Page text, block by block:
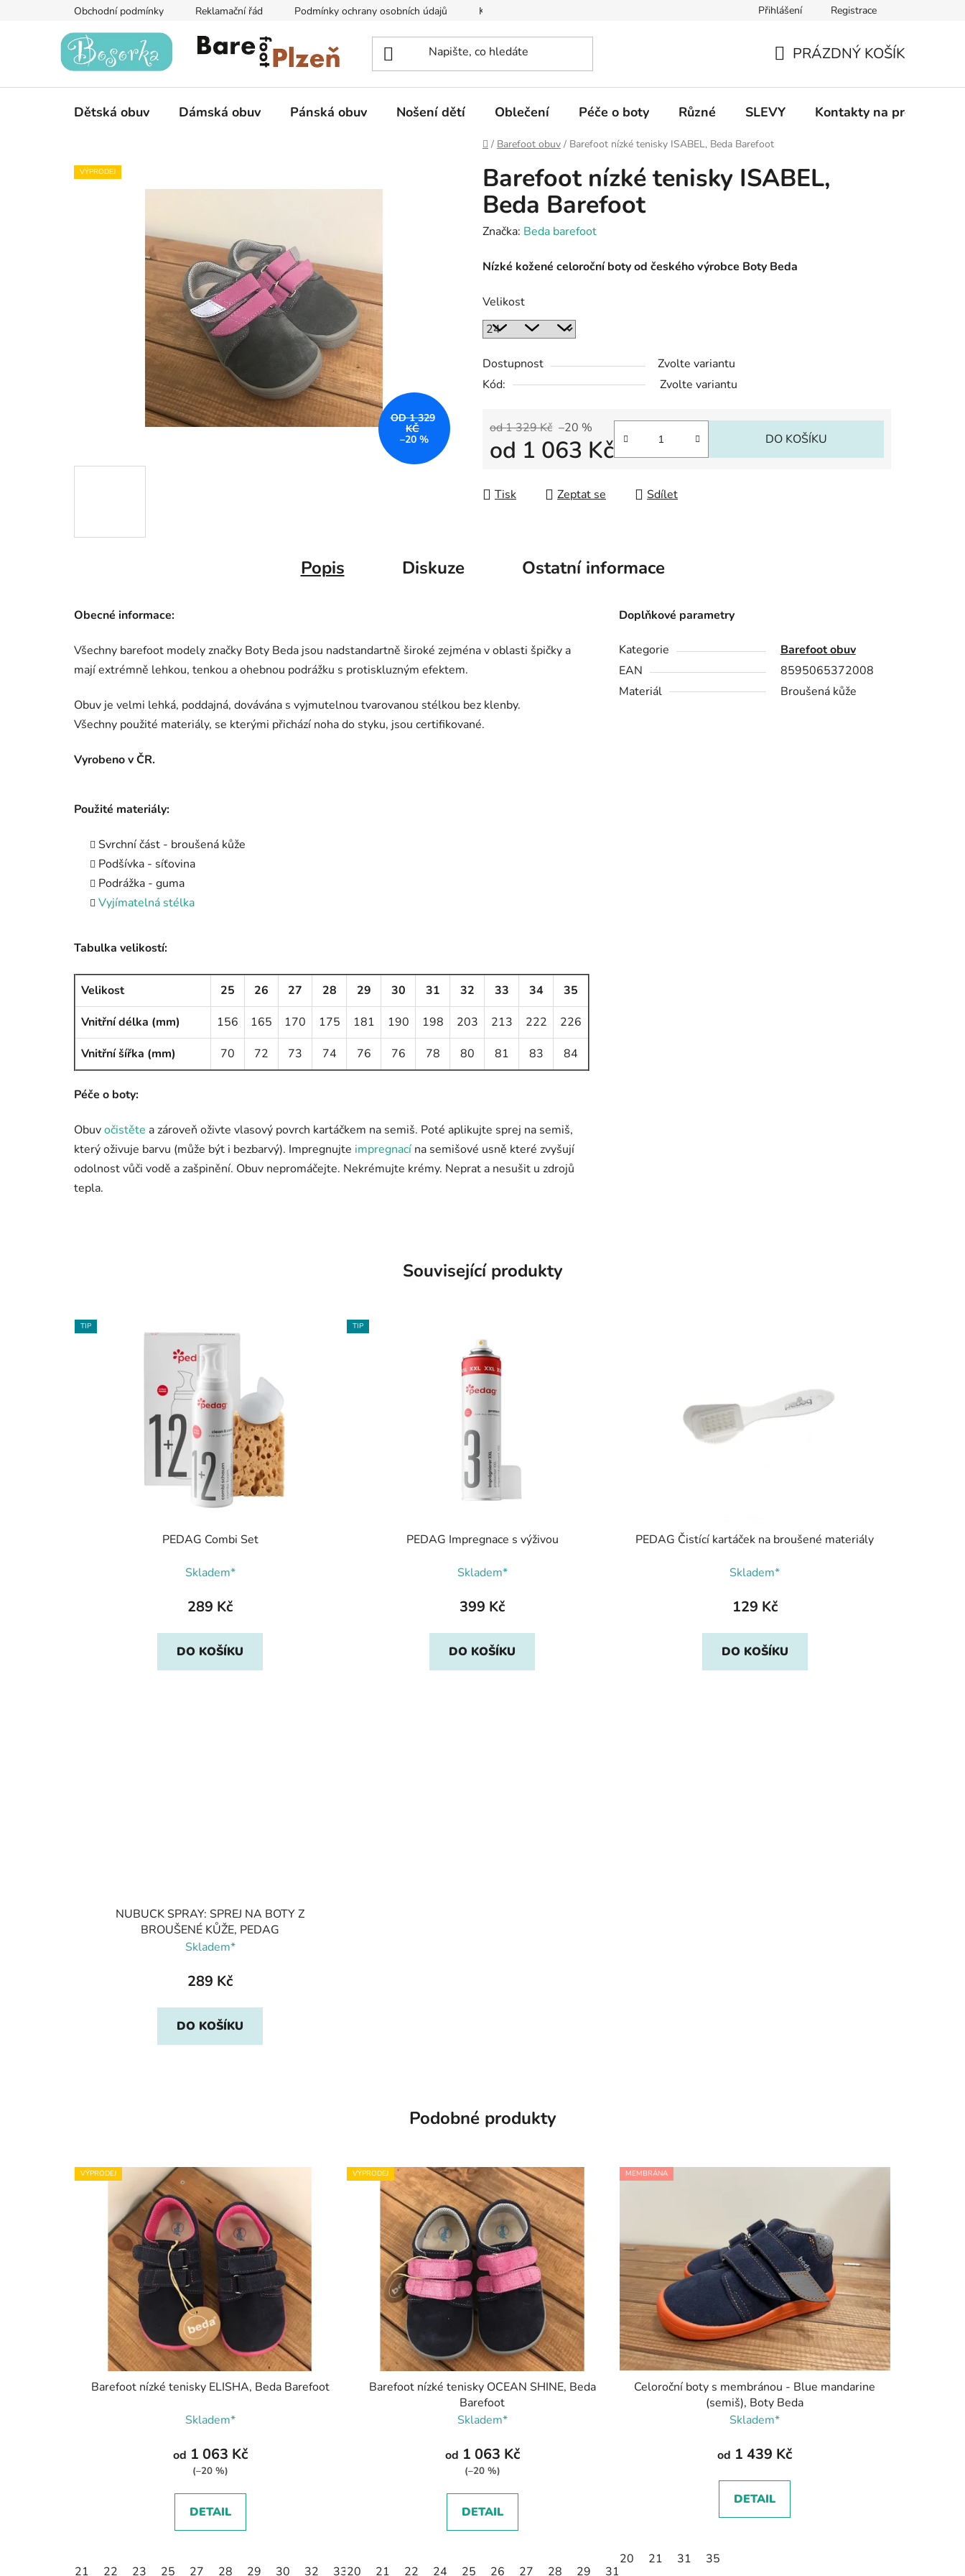
Obchodní podmínky Reklamační řád Podmínky ochrany osobních údajů Kontakty na prodejny Informace k on-line platbám Odstoupení od
Přihlášení Registrace
KOŠÍK
PRÁZDNÝ KOŠÍK
Dětská obuv Dámská obuv Pánská obuv Nošení dětí Oblečení Péče o boty Různé SLEVY Kontakty na prodejny
Domů
/ Barefoot obuv / Barefoot nízké tenisky ISABEL, Beda Barefoot
Barefoot nízké tenisky ISABEL,
Beda Barefoot
Značka: Beda barefoot
Nízké kožené celoroční boty od českého výrobce Boty Beda
Velikost
Dostupnost
Zvolte variantu
Kód:
Zvolte variantu
od 1 329 Kč –20 %
od 1 063 Kč DO KOŠÍKU
Tisk Zeptat se Sdílet
VÝPRODEJ
OD 1 329
KČ
–20 %
Popis Diskuze Ostatní informace
Obecné informace:
Všechny barefoot modely značky Boty Beda jsou nadstandartně široké zejména v oblasti špičky a
mají extrémně lehkou, tenkou a ohebnou podrážku s protiskluzným efektem.
Obuv je velmi lehká, poddajná, dovávána s vyjmutelnou tvarovanou stélkou bez klenby.
Všechny použité materiály, se kterými přichází noha do styku, jsou certifikované.
Vyrobeno v ČR.
Použité materiály:
Svrchní část - broušená kůže
Podšívka - síťovina
Podrážka - guma
Vyjímatelná stélka
Tabulka velikostí:
Velikost 25 26 27 28 29 30 31 32 33 34
35
Vnitřní délka (mm)
156 165 170 175 181 190 198 203 213 222
226
Vnitřní šířka (mm)
70 72 73 74 76 76 78 80 81 83 84
Péče o boty:
Obuvočistěte a zároveň oživte vlasový povrch kartáčkem na semiš. Poté aplikujte sprej na semiš,
který oživuje barvu (může být i bezbarvý). Impregnujte impregnací na semišové usně které zvyšují
odolnost vůči vodě a zašpinění. Obuv nepromáčejte. Nekrémujte krémy. Neprat a nesušit u zdrojů
tepla.
Doplňkové parametry
Kategorie
Barefoot obuv
EAN
8595065372008
Materiál
Broušená kůže
Související produkty
TIP
PEDAG Combi Set
Skladem*
289 Kč
DO KOŠÍKU
TIP
PEDAG Impregnace s výživou
Skladem*
399 Kč
DO KOŠÍKU
PEDAG Čistící kartáček na broušené materiály
Skladem*
129 Kč
DO KOŠÍKU
NUBUCK SPRAY: SPREJ NA BOTY Z
BROUŠENÉ KŮŽE, PEDAG
Skladem*
289 Kč
DO KOŠÍKU
Podobné produkty
VÝPRODEJ
Barefoot nízké tenisky ELISHA, Beda Barefoot
Skladem*
od 1 063 Kč
(–20 %)
DETAIL
21 22 23 25 27 28 29 30 32 33
VÝPRODEJ
Barefoot nízké tenisky OCEAN SHINE, Beda
Barefoot
Skladem*
od 1 063 Kč
(–20 %)
DETAIL
20 21 22 24 25 26 27 28 29 31
MEMBRÁNA
Celoroční boty s membránou - Blue mandarine
(semiš), Boty Beda
Skladem*
od 1 439 Kč
DETAIL
20 21 31 35